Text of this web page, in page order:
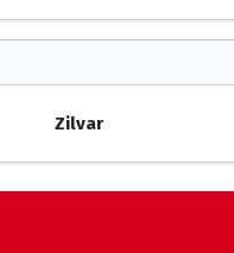
Zilvar